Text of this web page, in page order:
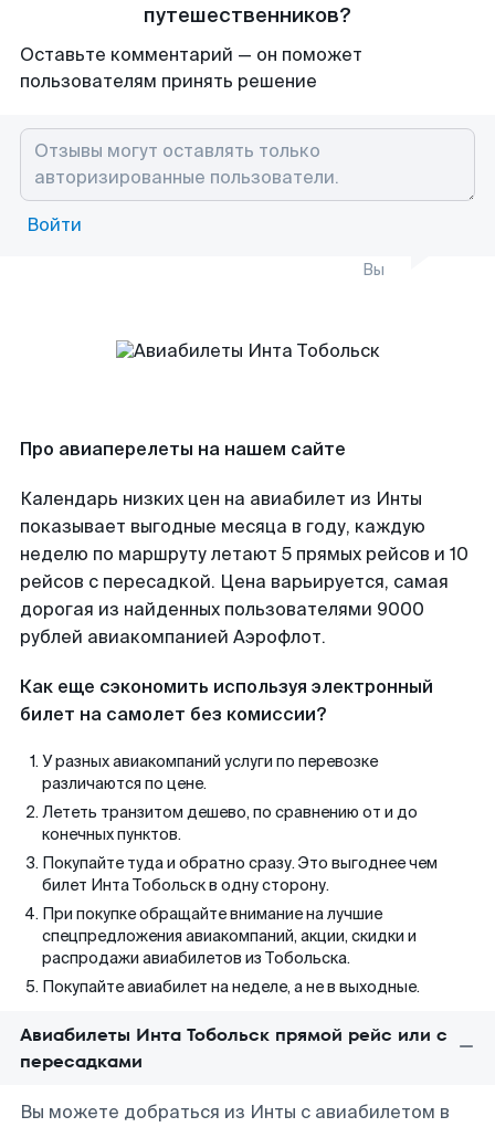
путешественников?
Оставьте комментарий — он поможет
пользователям принять решение
Войти
Вы
Про авиаперелеты на нашем сайте
Календарь низких цен на авиабилет из Инты
показывает выгодные месяца в году, каждую
неделю по маршруту летают 5 прямых рейсов и 10
рейсов с пересадкой. Цена варьируется, самая
дорогая из найденных пользователями 9000
рублей авиакомпанией Аэрофлот.
Как еще сэкономить используя электронный
билет на самолет без комиссии?
У разных авиакомпаний услуги по перевозке
различаются по цене.
Лететь транзитом дешево, по сравнению от и до
конечных пунктов.
Покупайте туда и обратно сразу. Это выгоднее чем
билет Инта Тобольск в одну сторону.
При покупке обращайте внимание на лучшие
спецпредложения авиакомпаний, акции, скидки и
распродажи авиабилетов из Тобольска.
Покупайте авиабилет на неделе, а не в выходные.
Авиабилеты Инта Тобольск прямой рейс или с
пересадками
Вы можете добраться из Инты с авиабилетом в